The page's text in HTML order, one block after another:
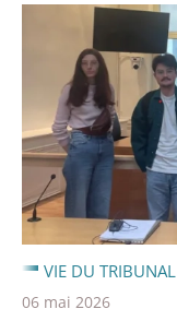
VIE DU TRIBUNAL
06 mai 2026